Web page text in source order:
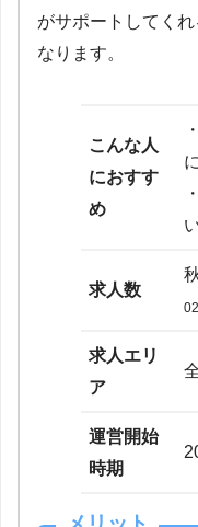
がサポートしてく
なります。
こんな人
におすす
め
求人数
求人エリ
ア
運営開始
時期